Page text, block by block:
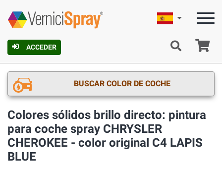
ACCEDER
Español
BUSCAR COLOR DE COCHE
Colores sólidos brillo directo: pintura
para coche spray CHRYSLER
CHEROKEE - color original C4 LAPIS
BLUE